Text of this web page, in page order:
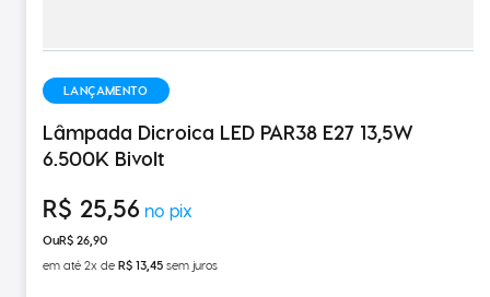
LANÇAMENTO
Lâmpada Dicroica LED PAR38 E27 13,5W
6.500K Bivolt
R$ 25 56
R$ 26, 90
em até 2x de R$ 13, 45sem juros